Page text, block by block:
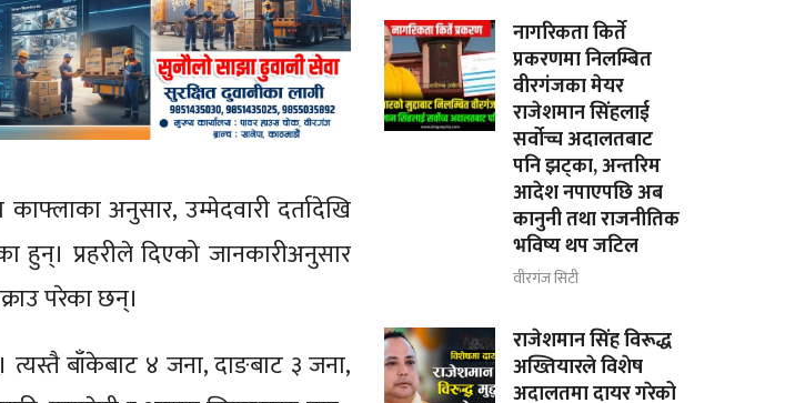
काफ्लाका अनुसार, उम्मेदवारी दर्तादेखि
हुन्। प्रहरीले दिएको जानकारीअनुसार
परेका छन्।
बाँकेबाट ४ जना, दाङबाट ३ जना,
नागरिकता किर्ते
प्रकरणमा निलम्बित
वीरगंजका मेयर
राजेशमान सिंहलाई
सर्वोच्च अदालतबाट
पनि झट्का, अन्तरिम
आदेश नपाएपछि अब
कानुनी तथा राजनीतिक
भविष्य थप जटिल
वीरगंज सिटी
राजेशमान सिंह विरूद्ध
अख्तियारले विशेष
अदालतमा दायर गरेको